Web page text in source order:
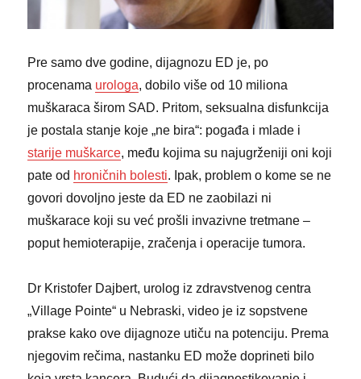
Pre samo dve godine, dijagnozu ED je, po
procenama urologa, dobilo više od 10 miliona
muškaraca širom SAD. Pritom, seksualna disfunkcija
je postala stanje koje „ne bira“: pogađa i mlade i
starije muškarce, među kojima su najugrženiji oni koji
pate od hroničnih bolesti. Ipak, problem o kome se ne
govori dovoljno jeste da ED ne zaobilazi ni
muškarace koji su već prošli invazivne tretmane –
poput hemioterapije, zračenja i operacije tumora.
Dr Kristofer Dajbert, urolog iz zdravstvenog centra
„Village Pointe“ u Nebraski, video je iz sopstvene
prakse kako ove dijagnoze utiču na potenciju. Prema
njegovim rečima, nastanku ED može doprineti bilo